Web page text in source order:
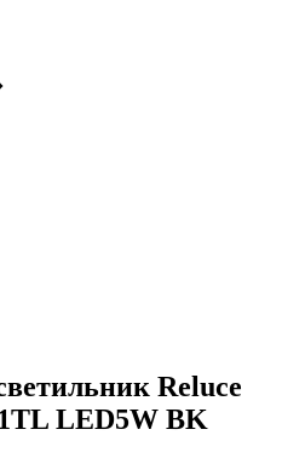
Reluce
LED5W BK